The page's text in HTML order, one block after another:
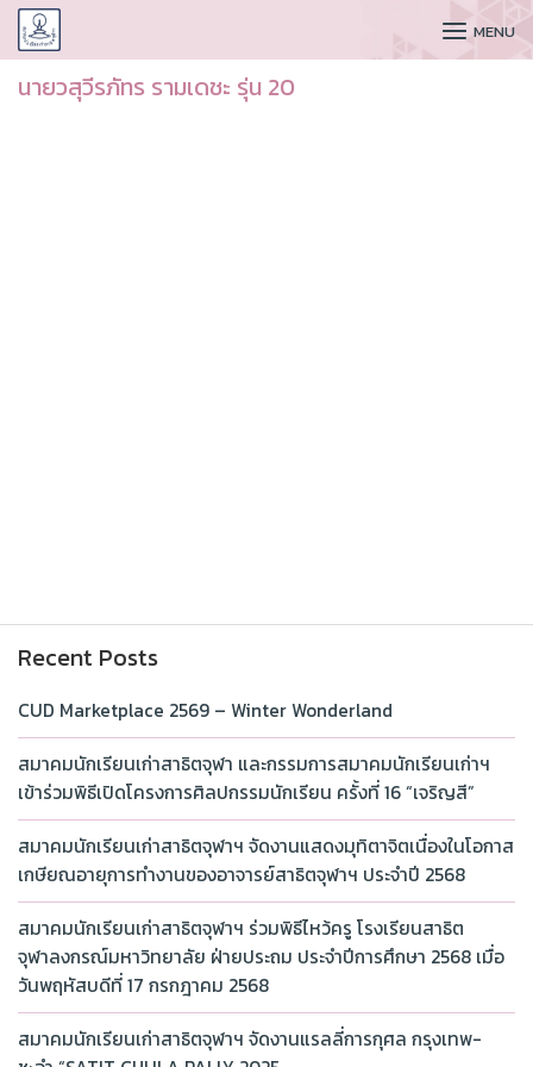
CUDAA MENU
นายวสุวีรภัทร รามเดชะ รุ่น 20
Recent Posts
CUD Marketplace 2569 – Winter Wonderland
สมาคมนักเรียนเก่าสาธิตจุฬา และกรรมการสมาคมนักเรียนเก่าฯ
เข้าร่วมพิธีเปิดโครงการศิลปกรรมนักเรียน ครั้งที่ 16 “เจริญสี”
สมาคมนักเรียนเก่าสาธิตจุฬาฯ จัดงานแสดงมุทิตาจิตเนื่องในโอกาส
เกษียณอายุการทำงานของอาจารย์สาธิตจุฬาฯ ประจำปี 2568
สมาคมนักเรียนเก่าสาธิตจุฬาฯ ร่วมพิธีไหว้ครู โรงเรียนสาธิต
จุฬาลงกรณ์มหาวิทยาลัย ฝ่ายประถม ประจำปีการศึกษา 2568 เมื่อ
วันพฤหัสบดีที่ 17 กรกฎาคม 2568
สมาคมนักเรียนเก่าสาธิตจุฬาฯ จัดงานแรลลี่การกุศล กรุงเทพ-